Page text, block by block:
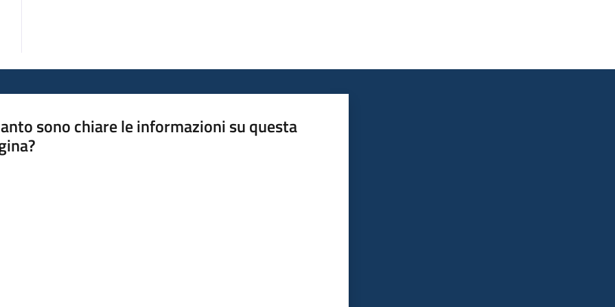
sono chiare le informazioni su questa